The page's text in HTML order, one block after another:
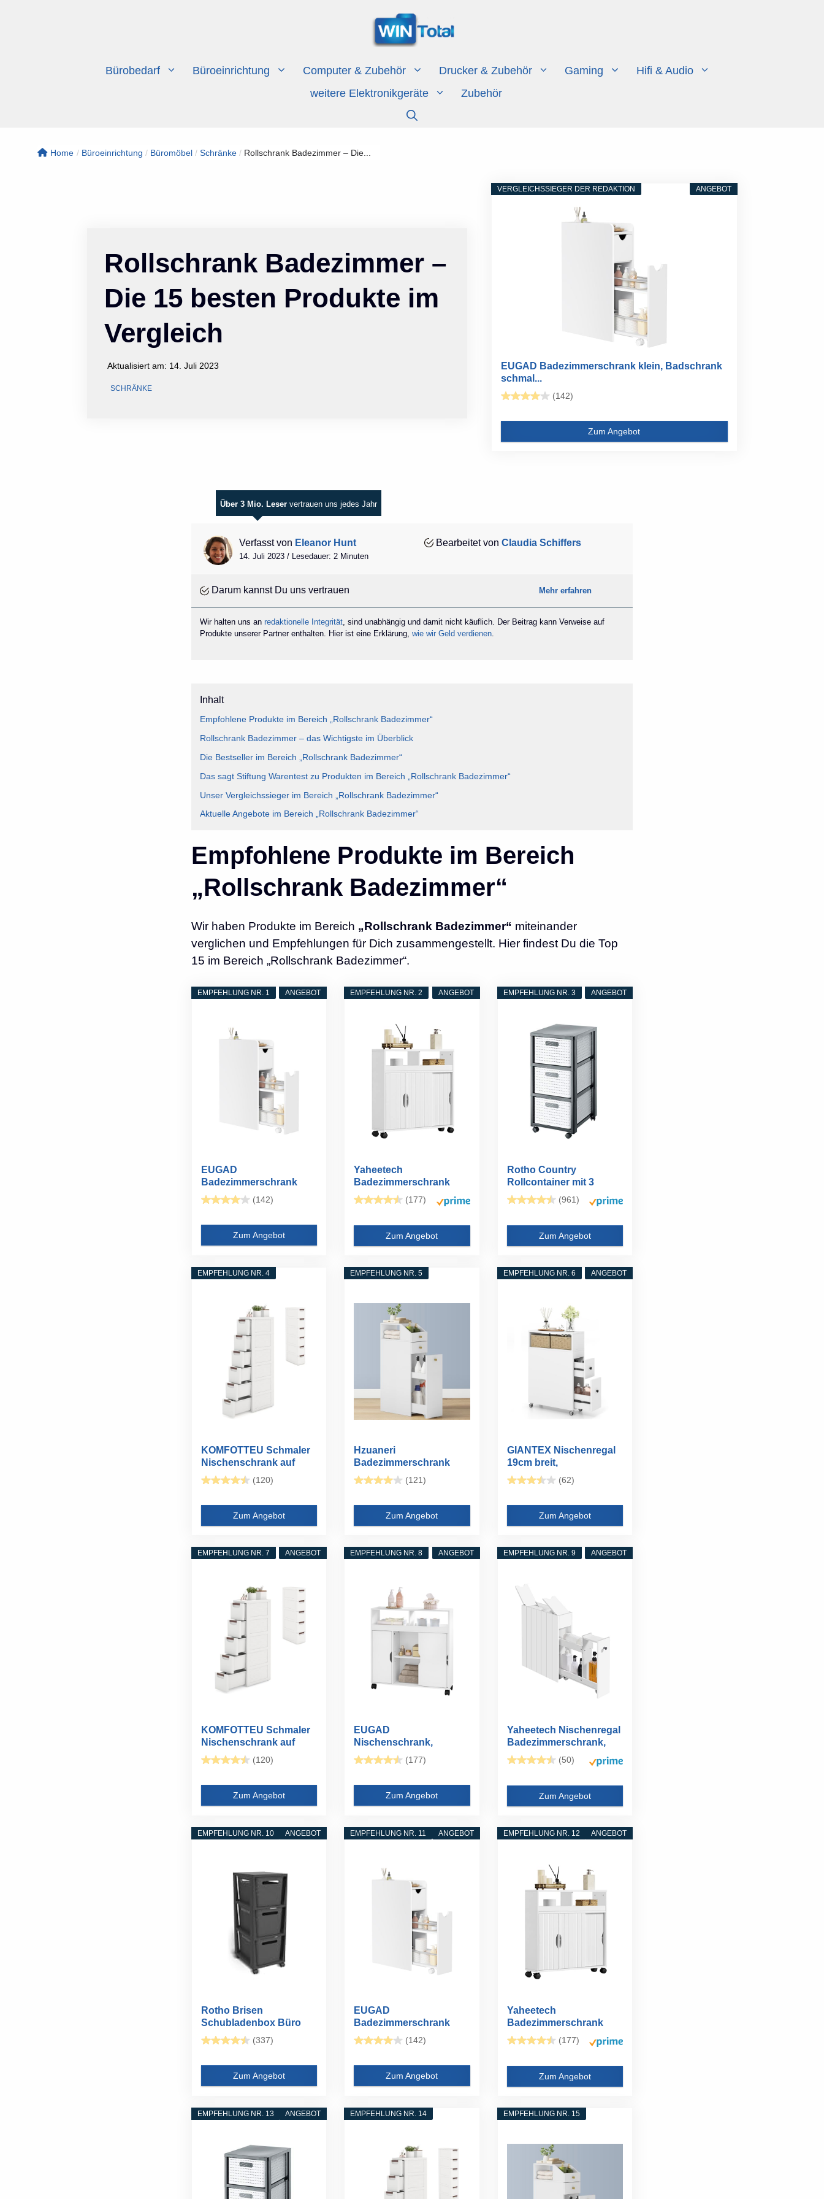
Bürobedarf Büroeinrichtung Computer & Zubehör Drucker & Zubehör Gaming
Hifi & Audio
weitere Elektronikgeräte
Zubehör
Home / Büroeinrichtung / Büromöbel / Schränke / Rollschrank Badezimmer – Die...
Rollschrank Badezimmer –
Die 15 besten Produkte im
Vergleich
Aktualisiert am: 14. Juli 2023
SCHRÄNKE
ANGEBOT
VERGLEICHSSIEGER DER REDAKTION
EUGAD Badezimmerschrank klein, Badschrank
schmal...
(142)
Zum Angebot
Über 3 Mio. Leser vertrauen uns jedes Jahr
Verfasst von Eleanor Hunt
14. Juli 2023 / Lesedauer: 2 Minuten
Bearbeitet von Claudia Schiffers
Darum kannst Du uns vertrauen Mehr erfahren
Wir halten uns anredaktionelle Integrität, sind unabhängig und damit nicht käuflich. Der Beitrag kann Verweise auf
Produkte unserer Partner enthalten. Hier ist eine Erklärung,wie wir Geld verdienen.
Inhalt
Empfohlene Produkte im Bereich „Rollschrank Badezimmer“
Rollschrank Badezimmer – das Wichtigste im Überblick
Die Bestseller im Bereich „Rollschrank Badezimmer“
Das sagt Stiftung Warentest zu Produkten im Bereich „Rollschrank Badezimmer“
Unser Vergleichssieger im Bereich „Rollschrank Badezimmer“
Aktuelle Angebote im Bereich „Rollschrank Badezimmer“
Empfohlene Produkte im Bereich
„Rollschrank Badezimmer“
Wir haben Produkte im Bereich „Rollschrank Badezimmer“ miteinander
verglichen und Empfehlungen für Dich zusammengestellt. Hier findest Du die Top
15 im Bereich „Rollschrank Badezimmer“.
ANGEBOT
EMPFEHLUNG NR. 1
EUGAD
Badezimmerschrank
klein, Badschrank
schmal...
(142)
Zum Angebot
ANGEBOT
EMPFEHLUNG NR. 2
Yaheetech
Badezimmerschrank
Nischenschrank mit...
(177)
Zum Angebot
ANGEBOT
EMPFEHLUNG NR. 3
Rotho Country
Rollcontainer mit 3
Schubladen in...
(961)
Zum Angebot
EMPFEHLUNG NR. 4
KOMFOTTEU Schmaler
Nischenschrank auf
Rollen...
(120)
Zum Angebot
EMPFEHLUNG NR. 5
Hzuaneri
Badezimmerschrank
klein, Badschrank...
(121)
Zum Angebot
ANGEBOT
EMPFEHLUNG NR. 6
GIANTEX Nischenregal
19cm breit,
Badezimmerschrank...
(62)
Zum Angebot
ANGEBOT
EMPFEHLUNG NR. 7
KOMFOTTEU Schmaler
Nischenschrank auf
Rollen...
(120)
Zum Angebot
ANGEBOT
EMPFEHLUNG NR. 8
EUGAD
Nischenschrank,
Badezimmerschrank
Badschrank...
(177)
Zum Angebot
ANGEBOT
EMPFEHLUNG NR. 9
Yaheetech Nischenregal
Badezimmerschrank,
Schmaler...
(50)
Zum Angebot
ANGEBOT
EMPFEHLUNG NR. 10
Rotho Brisen
Schubladenbox Büro
Organizer 3 x...
(337)
Zum Angebot
ANGEBOT
EMPFEHLUNG NR. 11
EUGAD
Badezimmerschrank
klein, Badschrank
schmal...
(142)
Zum Angebot
ANGEBOT
EMPFEHLUNG NR. 12
Yaheetech
Badezimmerschrank
Nischenschrank mit...
(177)
Zum Angebot
ANGEBOT
EMPFEHLUNG NR. 13 EMPFEHLUNG NR. 14 EMPFEHLUNG NR. 15